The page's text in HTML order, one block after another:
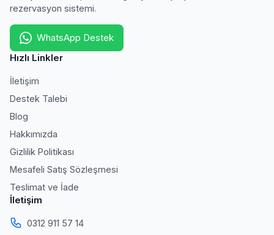
rezervasyon sistemi.
WhatsApp Destek
Hızlı Linkler
İletişim
Destek Talebi
Blog
Hakkımızda
Gizlilik Politikası
Mesafeli Satış Sözleşmesi
Teslimat ve İade
İletişim
0312 911 57 14